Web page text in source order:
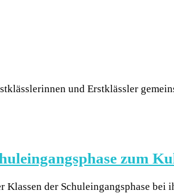
und Erstklässler
zum
Klassen der Schuleingangsphase